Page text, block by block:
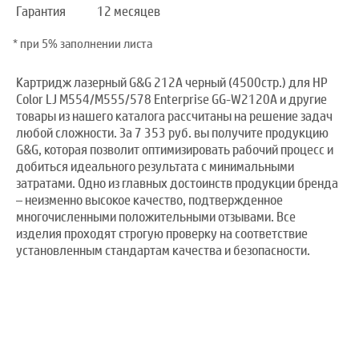
Гарантия 12 месяцев
* при 5% заполнении листа
Картридж лазерный G&G 212A черный (4500стр.) для HP
Color LJ M554/M555/578 Enterprise GG-W2120A и другие
товары из нашего каталога рассчитаны на решение задач
любой сложности. За 7 353 руб. вы получите продукцию
G&G, которая позволит оптимизировать рабочий процесс и
добиться идеального результата с минимальными
затратами. Одно из главных достоинств продукции бренда
– неизменно высокое качество, подтвержденное
многочисленными положительными отзывами. Все
изделия проходят строгую проверку на соответствие
установленным стандартам качества и безопасности.